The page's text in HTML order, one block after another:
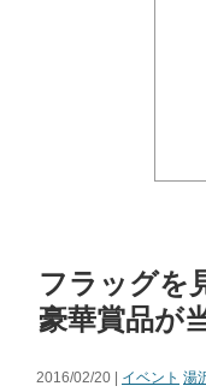
フラッグを
豪華賞品が
2016/02/20 | イベント 湯